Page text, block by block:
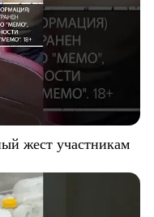
жест участникам